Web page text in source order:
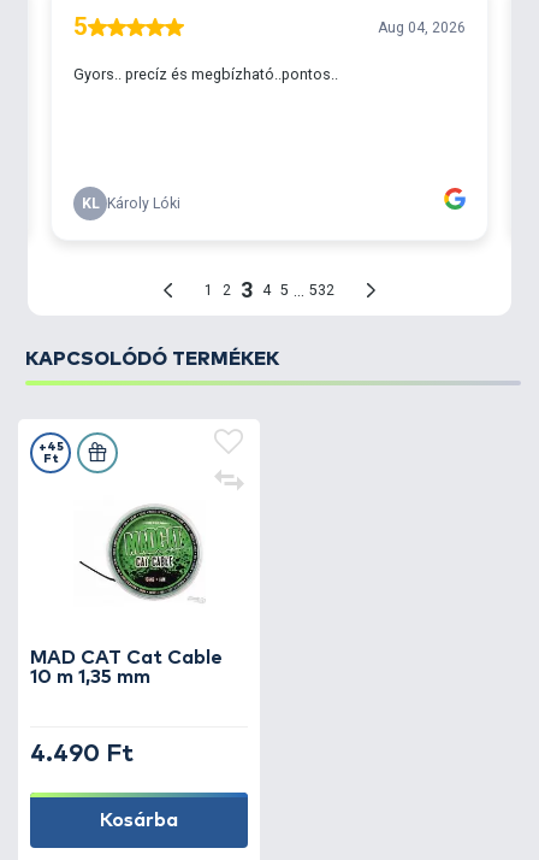
KAPCSOLÓDÓ TERMÉKEK
MAD CAT Cat Cable
10 m 1,35 mm
+45
Ft
4.490 Ft
Kosárba